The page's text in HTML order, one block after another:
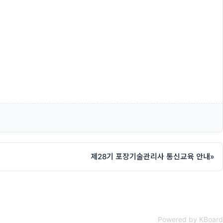
제28기 포장기술관리사 통신교육 안내»
Powered by KBoard